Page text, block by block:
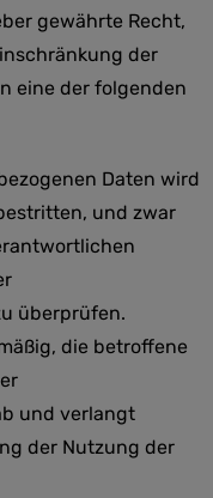
gewährte Recht,
der
eine der folgenden
Daten wird
und zwar
überprüfen.
die betroffene
und verlangt
der Nutzung der